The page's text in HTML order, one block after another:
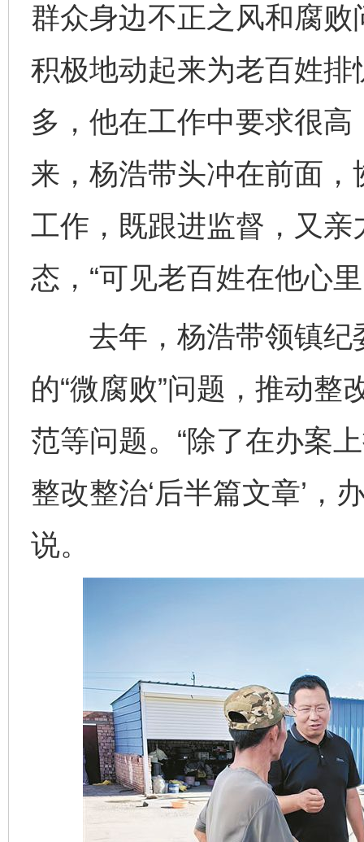
群众身边不正之风和腐
积极地动起来为老百姓
多，他在工作中要求很
来，杨浩带头冲在前面
工作，既跟进监督，又
态，“可见老百姓在他心
去年，杨浩带领镇纪
的“微腐败”问题，推动
范等问题。“除了在办案
整改整治‘后半篇文章’，
说。